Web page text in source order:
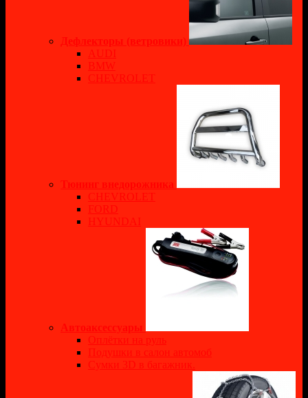
Дефлекторы (ветровики)
AUDI
BMW
CHEVROLET
Тюнинг внедорожника
CHEVROLET
FORD
HYUNDAI
Автоаксессуары
Оплётки на руль
Подушки в салон автомоб
Сумки 3D в багажник.